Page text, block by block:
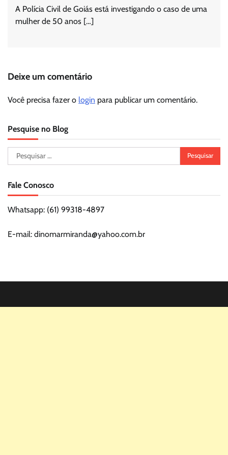
A Polícia Civil de Goiás está investigando o caso de uma
mulher de 50 anos […]
Deixe um comentário
Você precisa fazer o login para publicar um comentário.
Pesquise no Blog
Pesquisar
por:
Fale Conosco
Whatsapp: (61) 99318-4897
E-mail: dinomarmiranda@yahoo.com.br